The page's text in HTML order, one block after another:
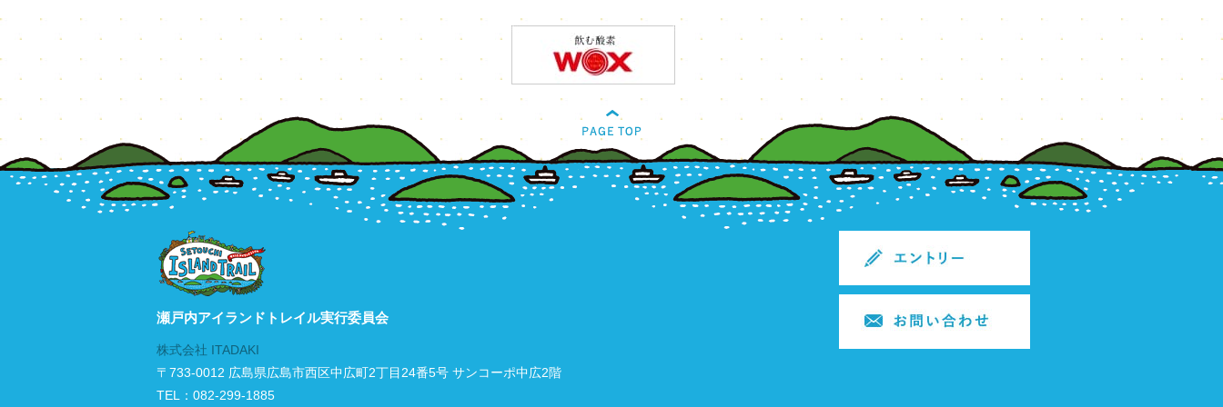
瀬戸内アイランドトレイル実行委員会
株式会社 ITADAKI
〒733-0012 広島県広島市西区中広町2丁目24番5号 サンコーポ中広2階
TEL：082-299-1885